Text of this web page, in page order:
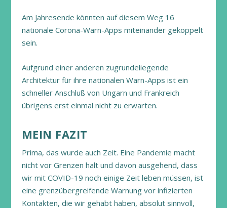
Am Jahresende könnten auf diesem Weg 16
nationale Corona-Warn-Apps miteinander gekoppelt
sein.
Aufgrund einer anderen zugrundeliegende
Architektur für ihre nationalen Warn-Apps ist ein
schneller Anschluß von Ungarn und Frankreich
übrigens erst einmal nicht zu erwarten.
MEIN FAZIT
Prima, das wurde auch Zeit. Eine Pandemie macht
nicht vor Grenzen halt und davon ausgehend, dass
wir mit COVID-19 noch einige Zeit leben müssen, ist
eine grenzübergreifende Warnung vor infizierten
Kontakten, die wir gehabt haben, absolut sinnvoll,